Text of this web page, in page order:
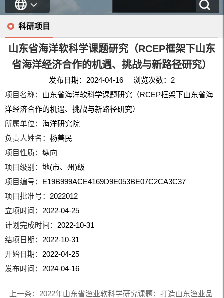
科研项目
山东省海洋软科学课题研究（RCEP框架下山东
省海洋经济合作的机遇、挑战与新路径研究）
发布日期：2024-04-16 浏览次数： 2
项目名称： 山东省海洋软科学课题研究（RCEP框架下山东省海
洋经济合作的机遇、挑战与新路径研究）
所属单位： 海洋研究院
负责人姓名：杨善民
项目性质：纵向
项目级别：地(市、州)级
项目编号： E19B999ACE4169D9E053BE07C2CA3C37
项目批准号： 2022012
立项时间： 2022-04-25
计划完成时间： 2022-10-31
结项日期： 2022-10-31
开始日期： 2022-04-25
发布时间： 2024-04-16
上一条： 2022年山东省渔业软科学研究课题：打造山东渔业品